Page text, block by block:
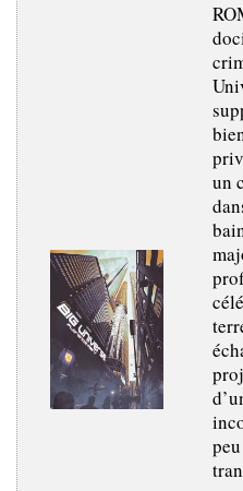
un